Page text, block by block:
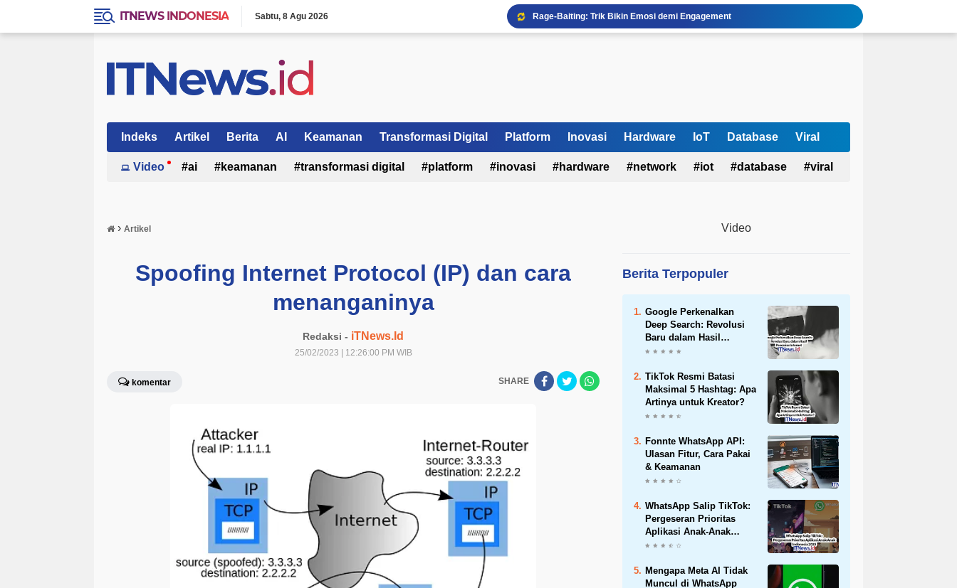
ITNEWS INDONESIA Sabtu 8 Agu 2026
Rage-Baiting: Trik Bikin Emosi demi Engagement
Bahaya Doomscrolling Bagi Otak
Bell dan UdeS Perkuat Riset Kuantum & Siber Kanada
Rangkuman Berita AI Juni 2026 Terlengkap
FOMO Digital: Kenapa Kita Susah Berhenti Refresh Timeline?
Indeks Artikel Berita AI Keamanan Transformasi Digital Platform Inovasi Hardware IoT Database Viral
Video ai keamanan transformasi digital platform inovasi hardware network iot database viral
› Artikel
Spoofing Internet Protocol (IP) dan cara
menanganinya
Redaksi - iTNews.Id
25/02/2023 | 12:26:00 PM WIB
komentar SHARE
Video
Berita Terpopuler
Google Perkenalkan
Deep Search: Revolusi
Baru dalam Hasil
Pencarian Internet
TikTok Resmi Batasi
Maksimal 5 Hashtag: Apa
Artinya untuk Kreator?
Fonnte WhatsApp API:
Ulasan Fitur, Cara Pakai
& Keamanan
WhatsApp Salip TikTok:
Pergeseran Prioritas
Aplikasi Anak-Anak
Indonesia 2025
Mengapa Meta AI Tidak
Muncul di WhatsApp